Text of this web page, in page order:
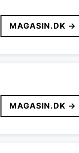
MAGASIN.DK →
MAGASIN.DK →